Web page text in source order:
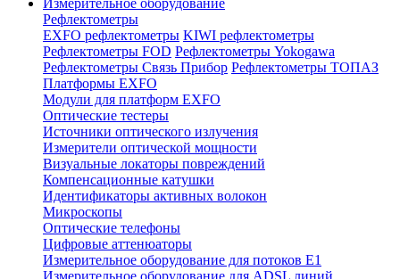
Рефлектометры
EXFO рефлектометры KIWI рефлектометры
Рефлектометры FOD Рефлектометры Yokogawa
Рефлектометры Связь Прибор Рефлектометры ТОПАЗ
Платформы EXFO
Модули для платформ EXFO
Оптические тестеры
Источники оптического излучения
Измерители оптической мощности
Визуальные локаторы повреждений
Компенсационные катушки
Идентификаторы активных волокон
Микроскопы
Оптические телефоны
Цифровые аттенюаторы
Измерительное оборудование для потоков Е1
Измерительное оборудование для ADSL линий